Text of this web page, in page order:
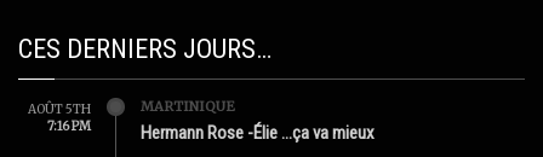
CES DERNIERS JOURS…
AOÛT 5TH
7:16 PM
MARTINIQUE
Hermann Rose -Élie …ça va mieux